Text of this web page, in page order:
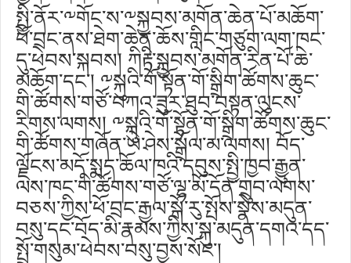
སྤྱི་ནོར་༸གོང་ས་༸སྐྱབས་མགོན་ཆེན་པོ་མཆོག་
ཕོ་བྲང་ནས་ཐེག་ཆེན་ཆོས་གླིང་གཙུག་ལག་ཁང་
དུ་ཕེབས་སྐབས། ཀིརྟི་སྐྱབས་མགོན་རིན་པོ་ཆེ་
མཆོག་དང་། ༸སྐུའི་གོ་སྟོན་གོ་སྒྲིག་ཚོགས་ཆུང་
གི་ཚོགས་གཙོ་བཀའ་ཟུར་ཐུབ་བསྟན་ལུངས་
རིགས་ལགས། ༸སྐུའི་གོ་སྟོན་གོ་སྒྲིག་ཚོགས་ཆུང་
གི་ཚོགས་གཞོན་ཡེ་ཤེས་སྒྲོལ་མ་ལགས། བོད་
ལྗོངས་མདོ་སྨད་ཆོལ་ཁའི་དབུས་སྤྱི་ཁྱབ་རྒྱུན་
ལས་ཁང་གི་ཚོགས་གཙོ་ལྷ་མོ་དོན་གྲུབ་ལགས་
བཅས་ཀྱིས་ཕོ་བྲང་རྒྱལ་སྒོ་རུ་སྤོས་སྣེས་མདུན་
བསུ་དང་བོད་མི་རྣམས་ཀྱིས་སྐུ་མདུན་དགའ་དད་
སྤྲོ་གསུམ་ཕེབས་བསུ་བྱས་སོང་།